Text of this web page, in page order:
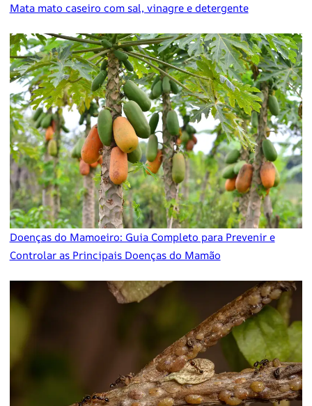
Mata mato caseiro com sal, vinagre e detergente
Doenças do Mamoeiro: Guia Completo para Prevenir e
Controlar as Principais Doenças do Mamão